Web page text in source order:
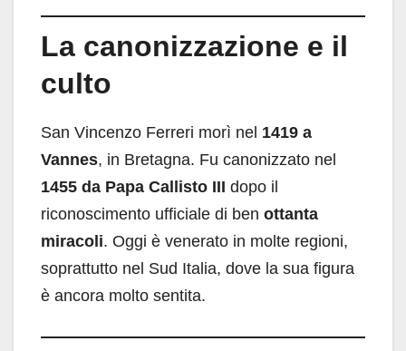
La canonizzazione e il
culto
San Vincenzo Ferreri morì nel 1419 a
Vannes, in Bretagna. Fu canonizzato nel
1455 da Papa Callisto III dopo il
riconoscimento ufficiale di ben ottanta
miracoli. Oggi è venerato in molte regioni,
soprattutto nel Sud Italia, dove la sua figura
è ancora molto sentita.